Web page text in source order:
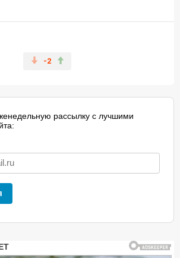
-2
рассылку с лучшими